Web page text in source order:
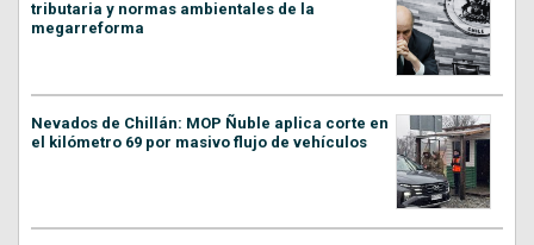
tributaria y normas ambientales de la
megarreforma
Nevados de Chillán: MOP Ñuble aplica corte en
el kilómetro 69 por masivo flujo de vehículos